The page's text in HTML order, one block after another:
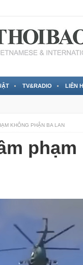
TV&RADIO LIÊN
KHÔNG PHẬN BA LAN
phạm